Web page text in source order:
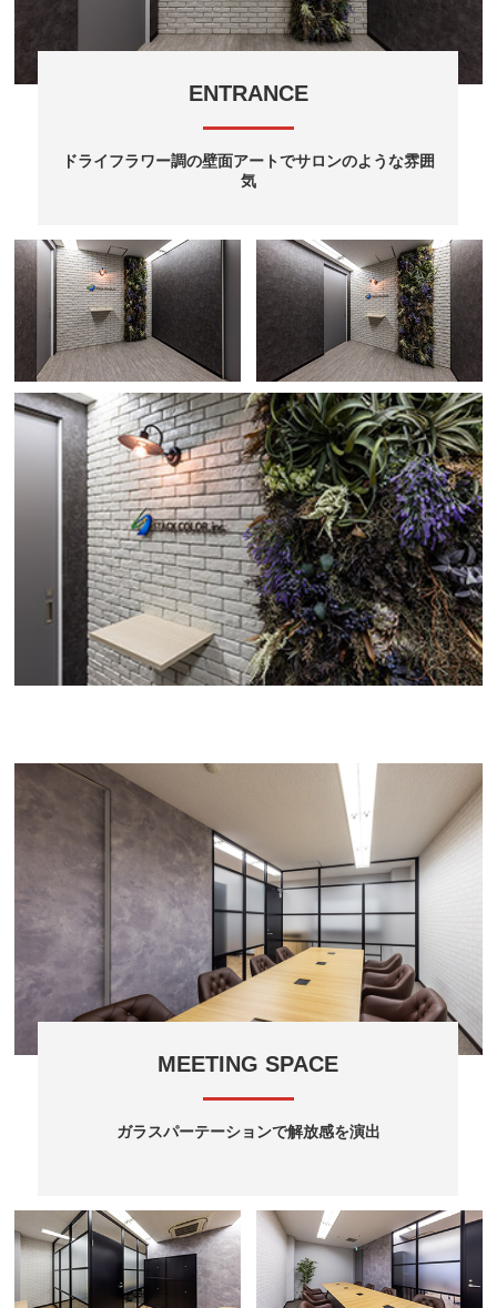
ENTRANCE
ドライフラワー調の壁面アートでサロンのような雰囲
気
MEETING SPACE
ガラスパーテーションで解放感を演出